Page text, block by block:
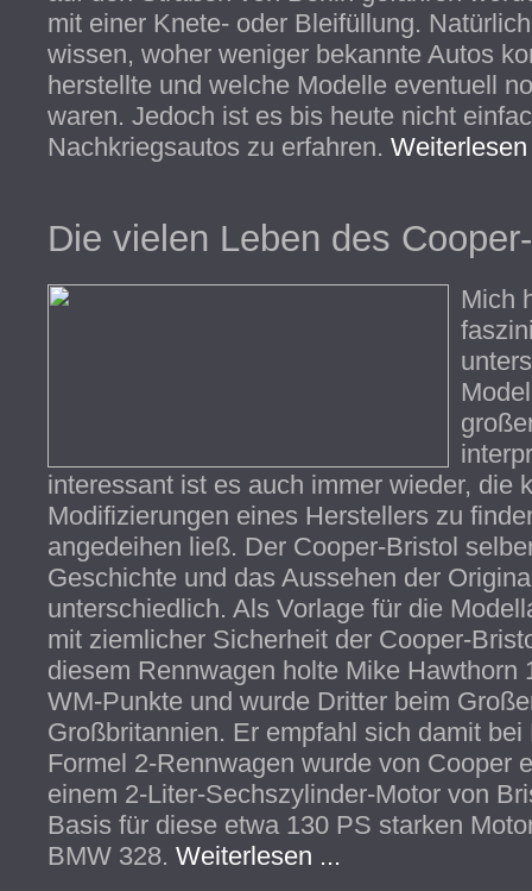
mit einer Knete- oder Bleifüllung.
wissen, woher weniger bekannte Autos
herstellte und welche Modelle eventuell
waren. Jedoch ist es bis heute nicht
Nachkriegsautos zu erfahren.
Die vielen Leben des
Mich
interessant ist es auch immer wieder, die
Modifizierungen eines Herstellers zu
angedeihen ließ. Der Cooper-Bristol
Geschichte und das Aussehen der
unterschiedlich. Als Vorlage für die
mit ziemlicher Sicherheit der Cooper-
diesem Rennwagen holte Mike Hawthorn
WM-Punkte und wurde Dritter beim
Großbritannien. Er empfahl sich damit
Formel 2-Rennwagen wurde von Cooper
einem 2-Liter-Sechszylinder-Motor von
Basis für diese etwa 130 PS starken
BMW 328. Weiterlesen ...